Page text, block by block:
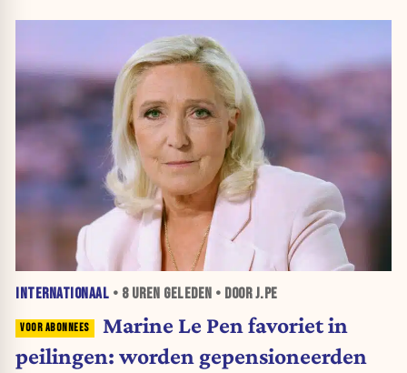
INTERNATIONAAL • 8 UREN GELEDEN • DOOR J.PE
Marine Le Pen favoriet in
peilingen: worden gepensioneerden